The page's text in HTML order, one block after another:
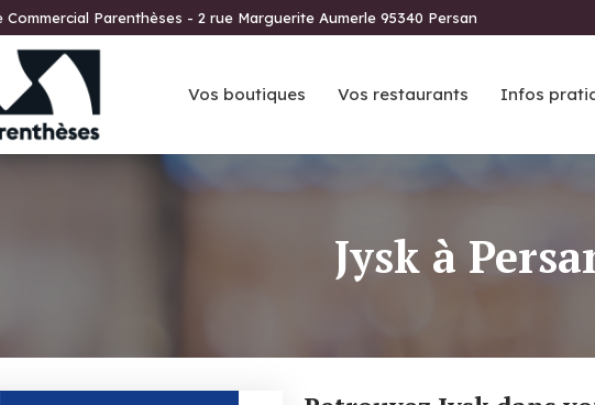
Commercial Parenthèses - 2 rue Marguerite Aumerle 95340 Persan
Vos boutiques Vos restaurants Infos
Jysk à